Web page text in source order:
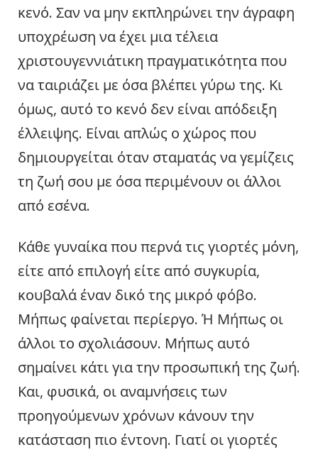
κενό. Σαν να μην εκπληρώνει την άγραφη
υποχρέωση να έχει μια τέλεια
χριστουγεννιάτικη πραγματικότητα που
να ταιριάζει με όσα βλέπει γύρω της. Κι
όμως, αυτό το κενό δεν είναι απόδειξη
έλλειψης. Είναι απλώς ο χώρος που
δημιουργείται όταν σταματάς να γεμίζεις
τη ζωή σου με όσα περιμένουν οι άλλοι
από εσένα.
Κάθε γυναίκα που περνά τις γιορτές μόνη,
είτε από επιλογή είτε από συγκυρία,
κουβαλά έναν δικό της μικρό φόβο.
Μήπως φαίνεται περίεργο. Ή Μήπως οι
άλλοι το σχολιάσουν. Μήπως αυτό
σημαίνει κάτι για την προσωπική της ζωή.
Και, φυσικά, οι αναμνήσεις των
προηγούμενων χρόνων κάνουν την
κατάσταση πιο έντονη. Γιατί οι γιορτές